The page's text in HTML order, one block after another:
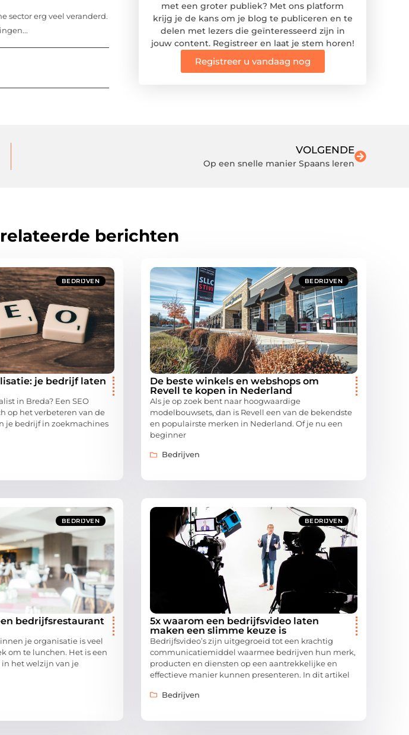
sector erg veel veranderd.
met een groter publiek? Met ons platform
krijg je de kans om je blog te publiceren en te
delen met lezers die geïnteresseerd zijn in
jouw content. Registreer en laat je stem horen!
Registreer u vandaag nog
VOLGENDE
Op een snelle manier Spaans leren
berichten
BEDRIJVEN
je bedrijf laten
in Breda? Een SEO
op het verbeteren van de
je bedrijf in zoekmachines
BEDRIJVEN
De beste winkels en webshops om
Revell te kopen in Nederland
Als je op zoek bent naar hoogwaardige
modelbouwsets, dan is Revell een van de bekendste
en populairste merken in Nederland. Of je nu een
beginner
Bedrijven
BEDRIJVEN
bedrijfsrestaurant
je organisatie is veel
om te lunchen. Het is een
het welzijn van je
BEDRIJVEN
5x waarom een bedrijfsvideo laten
maken een slimme keuze is
Bedrijfsvideo’s zijn uitgegroeid tot een krachtig
communicatiemiddel waarmee bedrijven hun merk,
producten en diensten op een aantrekkelijke en
effectieve manier kunnen presenteren. In dit artikel
Bedrijven